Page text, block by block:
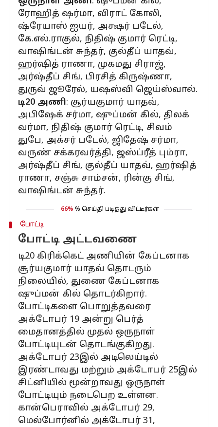
ரோஹித் ஷர்மா, விராட் கோலி,
ஷ்ரேயாஸ் ஐயர், அக்ஷர் படேல்,
கே.எல்.ராகுல், நிதிஷ் குமார் ரெட்டி,
வாஷிங்டன் சுந்தர், குல்தீப் யாதவ்,
ஹர்ஷித் ராணா, முகமது சிராஜ்,
அர்ஷ்தீப் சிங், பிரசித் கிருஷ்ணா,
துருவ் ஜூரேல், யஷஸ்வி ஜெய்ஸ்வால்.
டி20 அணி: சூர்யகுமார் யாதவ்,
அபிஷேக் சர்மா, ஷுப்மன் கில், திலக்
வர்மா, நிதிஷ் குமார் ரெட்டி, சிவம்
துபே, அக்சர் படேல், ஜிதேஷ் சர்மா,
வருண் சக்கரவர்த்தி, ஜஸ்ப்ரீத் பும்ரா,
அர்ஷ்தீப் சிங், குல்தீப் யாதவ், ஹர்ஷித்
ராணா, சஞ்சு சாம்சன், ரின்கு சிங்,
வாஷிங்டன் சுந்தர்.
66% % செய்தி படித்து விட்டீர்கள்
போட்டி
போட்டி அட்டவணை
டி20 கிரிக்கெட் அணியின் கேப்டனாக
சூர்யகுமார் யாதவ் தொடரும்
நிலையில், துணை கேப்டனாக
ஷுப்மன் கில் தொடர்கிறார்.
போட்டிகளை பொறுத்தவரை
அக்டோபர் 19 அன்று பெர்த்
மைதானத்தில் முதல் ஒருநாள்
போட்டியுடன் தொடங்குகிறது.
அக்டோபர் 23இல் அடிலெய்டில்
இரண்டாவது மற்றும் அக்டோபர் 25இல்
சிட்னியில் மூன்றாவது ஒருநாள்
போட்டியும் நடைபெற உள்ளன.
கான்பெராவில் அக்டோபர் 29,
மெல்போர்னில் அக்டோபர் 31,